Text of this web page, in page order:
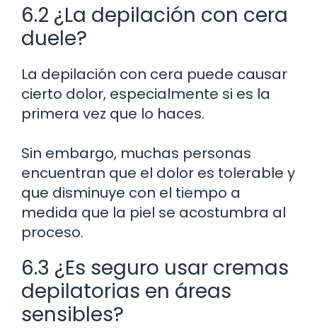
6.2 ¿La depilación con cera
duele?
La depilación con cera puede causar
cierto dolor, especialmente si es la
primera vez que lo haces.
Sin embargo, muchas personas
encuentran que el dolor es tolerable y
que disminuye con el tiempo a
medida que la piel se acostumbra al
proceso.
6.3 ¿Es seguro usar cremas
depilatorias en áreas
sensibles?